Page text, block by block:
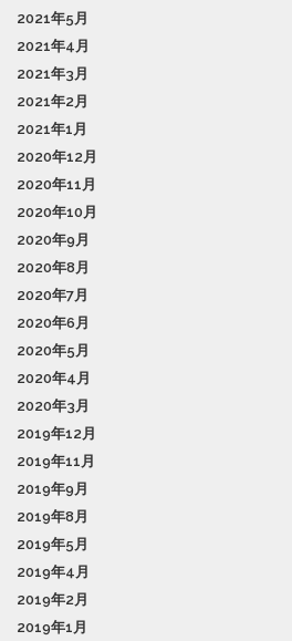
2021年5月
2021年4月
2021年3月
2021年2月
2021年1月
2020年12月
2020年11月
2020年10月
2020年9月
2020年8月
2020年7月
2020年6月
2020年5月
2020年4月
2020年3月
2019年12月
2019年11月
2019年9月
2019年8月
2019年5月
2019年4月
2019年2月
2019年1月